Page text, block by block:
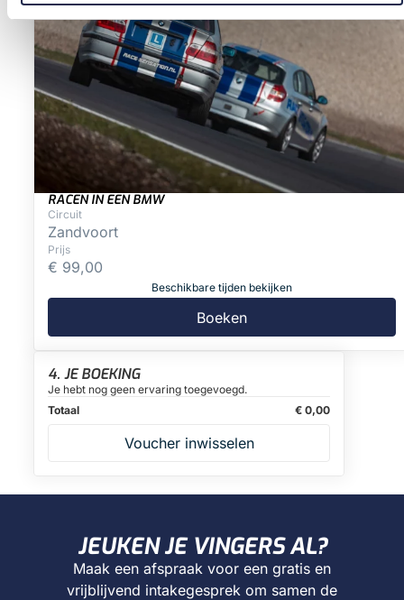
RACEN IN EEN BMW
Circuit
Zandvoort
Prijs
€ 99,00
Beschikbare tijden bekijken
Boeken
4. JE BOEKING
Je hebt nog geen ervaring toegevoegd.
Totaal
€ 0,00
Voucher inwisselen
JEUKEN JE VINGERS AL?
Maak een afspraak voor een gratis en
vrijblijvend intakegesprek om samen de